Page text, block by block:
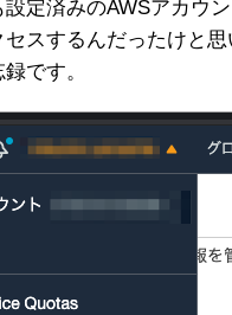
設定済みのAWSアカウ
セスするんだったけと思
です。